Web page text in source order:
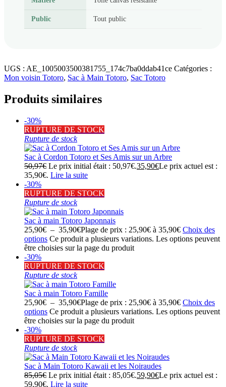
Public Tout public
UGS : AE_1005003500381755_174c7ba0ddab41ce Catégories :
Mon voisin Totoro, Sac à Main Totoro, Sac Totoro
Produits similaires
-30%
RUPTURE DE STOCK
Rupture de stock
Sac à Cordon Totoro et Ses Amis sur un Arbre
50,97€ Le prix initial était : 50,97€.35,90€Le prix actuel est :
35,90€. Lire la suite
-30%
RUPTURE DE STOCK
Rupture de stock
Sac à main Totoro Japonnais
25,90€ – 35,90€Plage de prix : 25,90€ à 35,90€ Choix des
options Ce produit a plusieurs variations. Les options peuvent
être choisies sur la page du produit
-30%
RUPTURE DE STOCK
Rupture de stock
Sac à main Totoro Famille
25,90€ – 35,90€Plage de prix : 25,90€ à 35,90€ Choix des
options Ce produit a plusieurs variations. Les options peuvent
être choisies sur la page du produit
-30%
RUPTURE DE STOCK
Rupture de stock
Sac à Main Totoro Kawaii et les Noiraudes
85,05€ Le prix initial était : 85,05€.59,90€Le prix actuel est :
59,90€. Lire la suite